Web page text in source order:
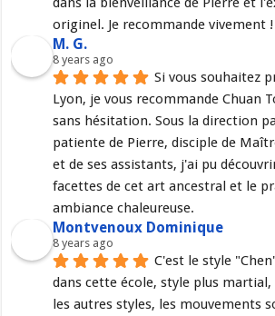
originel. Je recommande vivement !
M. G.
8 years ago
Si vous souhaitez
Lyon, je vous recommande Chuan
sans hésitation. Sous la direction
patiente de Pierre, disciple de
et de ses assistants, j'ai pu
facettes de cet art ancestral et le
ambiance chaleureuse.
Montvenoux Dominique
8 years ago
C'est le style
dans cette école, style plus
les autres styles, les mouvements